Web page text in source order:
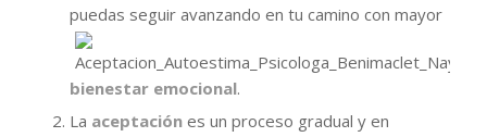
puedas seguir avanzando en tu camino con mayor
bienestar emocional.
La aceptaciónes un proceso gradual y en